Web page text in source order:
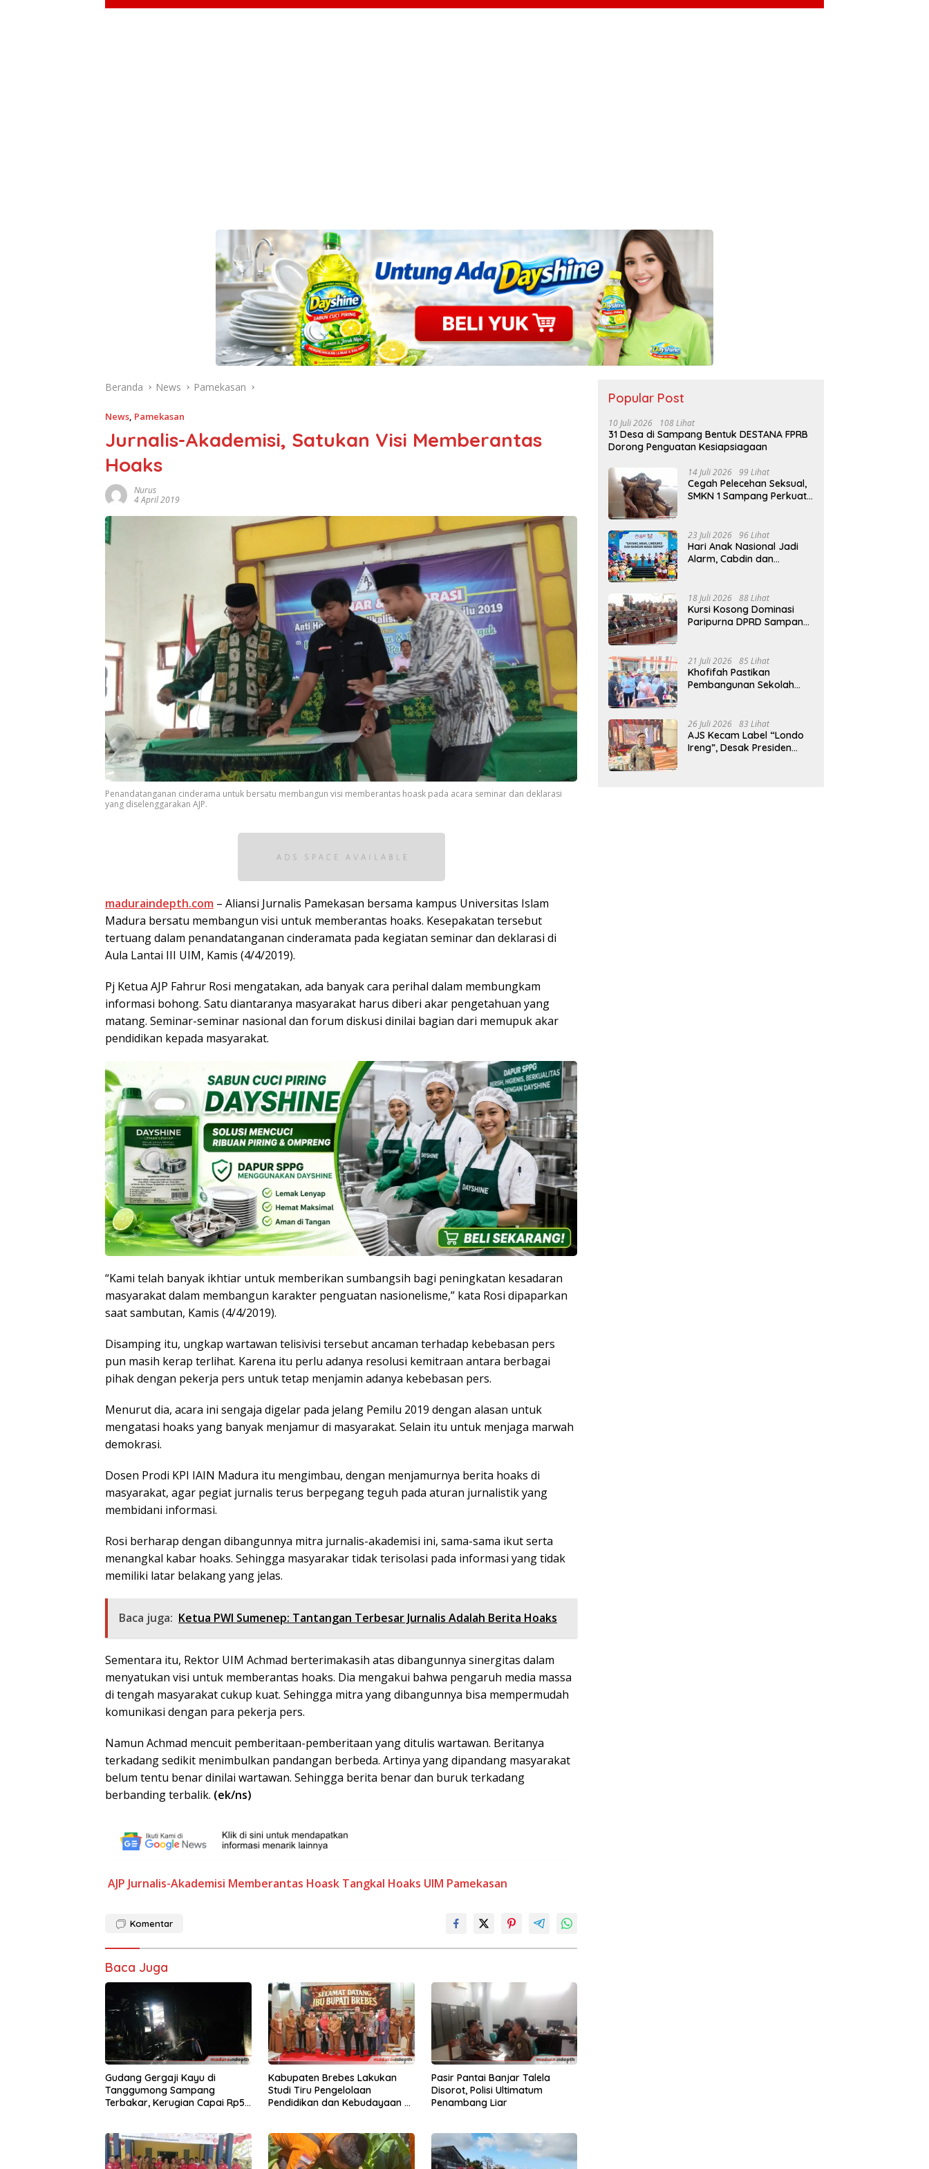
Beranda News Pamekasan
News, Pamekasan
Jurnalis-Akademisi, Satukan Visi Memberantas
Hoaks
Nurus
4 April 2019
Penandatanganan cinderama untuk bersatu membangun visi memberantas hoask pada acara seminar dan deklarasi
yang diselenggarakan AJP.
maduraindepth.com – Aliansi Jurnalis Pamekasan bersama kampus Universitas Islam
Madura bersatu membangun visi untuk memberantas hoaks. Kesepakatan tersebut
tertuang dalam penandatanganan cinderamata pada kegiatan seminar dan deklarasi di
Aula Lantai III UIM, Kamis (4/4/2019).
Pj Ketua AJP Fahrur Rosi mengatakan, ada banyak cara perihal dalam membungkam
informasi bohong. Satu diantaranya masyarakat harus diberi akar pengetahuan yang
matang. Seminar-seminar nasional dan forum diskusi dinilai bagian dari memupuk akar
pendidikan kepada masyarakat.
“Kami telah banyak ikhtiar untuk memberikan sumbangsih bagi peningkatan kesadaran
masyarakat dalam membangun karakter penguatan nasionelisme,” kata Rosi dipaparkan
saat sambutan, Kamis (4/4/2019).
Disamping itu, ungkap wartawan telisivisi tersebut ancaman terhadap kebebasan pers
pun masih kerap terlihat. Karena itu perlu adanya resolusi kemitraan antara berbagai
pihak dengan pekerja pers untuk tetap menjamin adanya kebebasan pers.
Menurut dia, acara ini sengaja digelar pada jelang Pemilu 2019 dengan alasan untuk
mengatasi hoaks yang banyak menjamur di masyarakat. Selain itu untuk menjaga marwah
demokrasi.
Dosen Prodi KPI IAIN Madura itu mengimbau, dengan menjamurnya berita hoaks di
masyarakat, agar pegiat jurnalis terus berpegang teguh pada aturan jurnalistik yang
membidani informasi.
Rosi berharap dengan dibangunnya mitra jurnalis-akademisi ini, sama-sama ikut serta
menangkal kabar hoaks. Sehingga masyarakar tidak terisolasi pada informasi yang tidak
memiliki latar belakang yang jelas.
Baca juga: Ketua PWI Sumenep: Tantangan Terbesar Jurnalis Adalah Berita Hoaks
Sementara itu, Rektor UIM Achmad berterimakasih atas dibangunnya sinergitas dalam
menyatukan visi untuk memberantas hoaks. Dia mengakui bahwa pengaruh media massa
di tengah masyarakat cukup kuat. Sehingga mitra yang dibangunnya bisa mempermudah
komunikasi dengan para pekerja pers.
Namun Achmad mencuit pemberitaan-pemberitaan yang ditulis wartawan. Beritanya
terkadang sedikit menimbulkan pandangan berbeda. Artinya yang dipandang masyarakat
belum tentu benar dinilai wartawan. Sehingga berita benar dan buruk terkadang
berbanding terbalik. (ek/ns)
AJP Jurnalis-Akademisi Memberantas Hoask Tangkal Hoaks UIM Pamekasan
Komentar
Baca Juga
Gudang Gergaji Kayu di
Tanggumong Sampang
Terbakar, Kerugian Capai Rp55
Kabupaten Brebes Lakukan
Studi Tiru Pengelolaan
Pendidikan dan Kebudayaan di
Pasir Pantai Banjar Talela
Disorot, Polisi Ultimatum
Penambang Liar
Popular Post
10 Juli 2026 108 Lihat
31 Desa di Sampang Bentuk DESTANA FPRB
Dorong Penguatan Kesiapsiagaan
14 Juli 2026 99 Lihat
Cegah Pelecehan Seksual,
SMKN 1 Sampang Perkuat
23 Juli 2026 96 Lihat
Hari Anak Nasional Jadi
Alarm, Cabdin dan
Kekerasan Seksual Anak
18 Juli 2026 88 Lihat
Kursi Kosong Dominasi
Paripurna DPRD Sampang,
21 Juli 2026 85 Lihat
Khofifah Pastikan
Pembangunan Sekolah
Indonesia Emas
26 Juli 2026 83 Lihat
AJS Kecam Label “Londo
Ireng”, Desak Presiden